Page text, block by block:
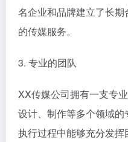
名企业和品牌建立了长
的传媒服务。
3. 专业的团队
XX传媒公司拥有一支专
设计、制作等多个领域
执行过程中能够充分发